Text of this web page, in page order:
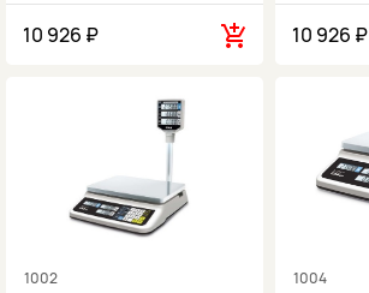
10 926 ₽ 10 926 ₽
1002 1004